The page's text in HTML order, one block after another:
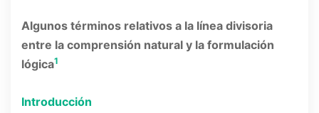
Algunos términos relativos a la línea divisoria
entre la comprensión natural y la formulación
lógica1
Introducción